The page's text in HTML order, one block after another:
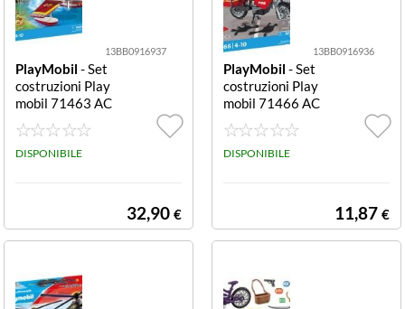
13BB0916937
PlayMobil - Set
costruzioni Play
mobil 71463 AC
TION HEROES I
drovolante dei p
ompieri Idrovola
DISPONIBILE
32,90 €
13BB0916936
PlayMobil - Set
costruzioni Play
mobil 71466 AC
TION HEROES
Moto dei pompi
eri Moto dei po
DISPONIBILE
11,87 €